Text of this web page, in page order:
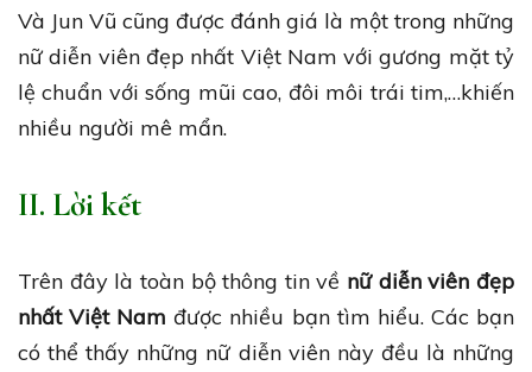
Và Jun Vũ cũng được đánh giá là một trong những
nữ diễn viên đẹp nhất Việt Nam với gương mặt tỷ
lệ chuẩn với sống mũi cao, đôi môi trái tim,…khiến
nhiều người mê mẩn.
II. Lời kết
Trên đây là toàn bộ thông tin về nữ diễn viên đẹp
nhất Việt Nam được nhiều bạn tìm hiểu. Các bạn
có thể thấy những nữ diễn viên này đều là những